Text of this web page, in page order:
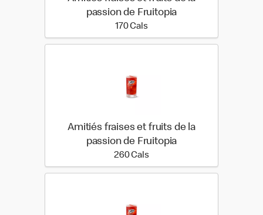
passion de Fruitopia
170 Cals170 calories
Amitiés fraises et fruits de la
passion de Fruitopia
260 Cals260 calories